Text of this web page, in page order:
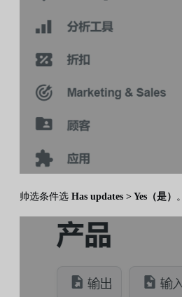
帅选条件选 Has updates > Yes（是） 。